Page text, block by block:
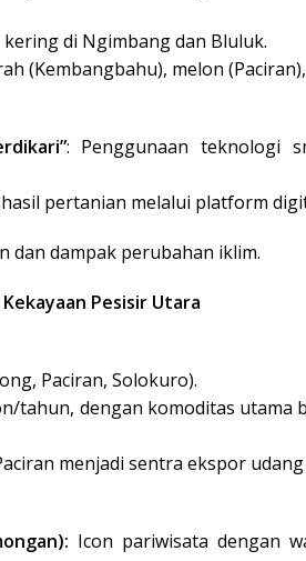
kering di Ngimbang dan Bluluk.
(Kembangbahu), melon
: Penggunaan teknologi
pertanian melalui platform
dan dampak perubahan iklim.
Pesisir Utara
Paciran, Solokuro).
tahun, dengan komoditas utama
menjadi sentra ekspor udang
Icon pariwisata dengan